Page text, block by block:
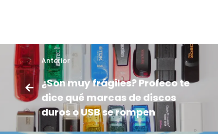
Anterior
¿Son muy frágiles? Profeco te
dice qué marcas de discos
duros o USB se rompen